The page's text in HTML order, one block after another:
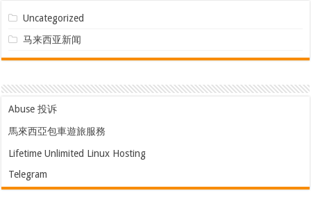
Uncategorized
马来西亚新闻
Abuse 投诉
馬來西亞包車遊旅服務
Lifetime Unlimited Linux Hosting
Telegram